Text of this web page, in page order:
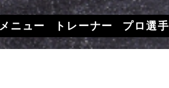
メニュー トレーナー プロ選手